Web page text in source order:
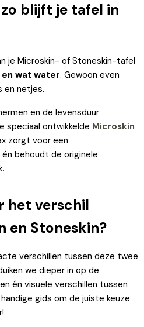
blijft je tafel in
je Microskin- of Stoneskin-tafel
wat water. Gewoon even
en netjes.
en de levensduur
speciaal ontwikkelde Microskin
zorgt voor een
én behoudt de originele
het verschil
en Stoneskin?
verschillen tussen deze twee
we dieper in op de
én visuele verschillen tussen
gids om de juiste keuze